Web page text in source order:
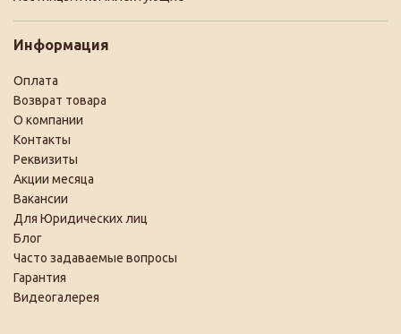
Информация
Оплата
Возврат товара
О компании
Контакты
Реквизиты
Акции месяца
Вакансии
Для Юридических лиц
Блог
Часто задаваемые вопросы
Гарантия
Видеогалерея